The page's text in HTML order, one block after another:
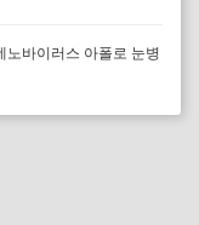
노바이러스 아폴로 눈병